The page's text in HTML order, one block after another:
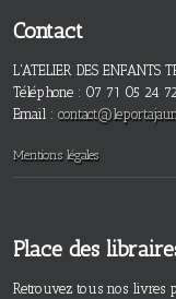
Contact
L'ATELIER DES ENFANTS
Téléphone : 07 71 05 24
Email :
Mentions légales
Place des
Retrouvez tous nos livres